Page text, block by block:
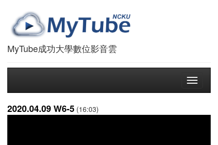
MyTube成功大學數位影音雲
Toggle
2020.04.09 W6-5 (16:03)